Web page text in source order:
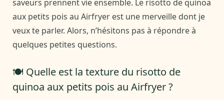
saveurs prennent vie ensemble. Le risotto de quinoa
aux petits pois au Airfryer est une merveille dont je
veux te parler. Alors, n’hésitons pas à répondre à
quelques petites questions.
🍽️ Quelle est la texture du risotto de
quinoa aux petits pois au Airfryer ?